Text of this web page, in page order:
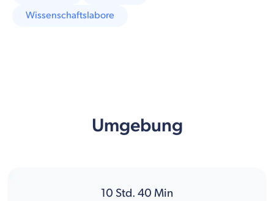
Wissenschaftslabore
Umgebung
10 Std. 40 Min